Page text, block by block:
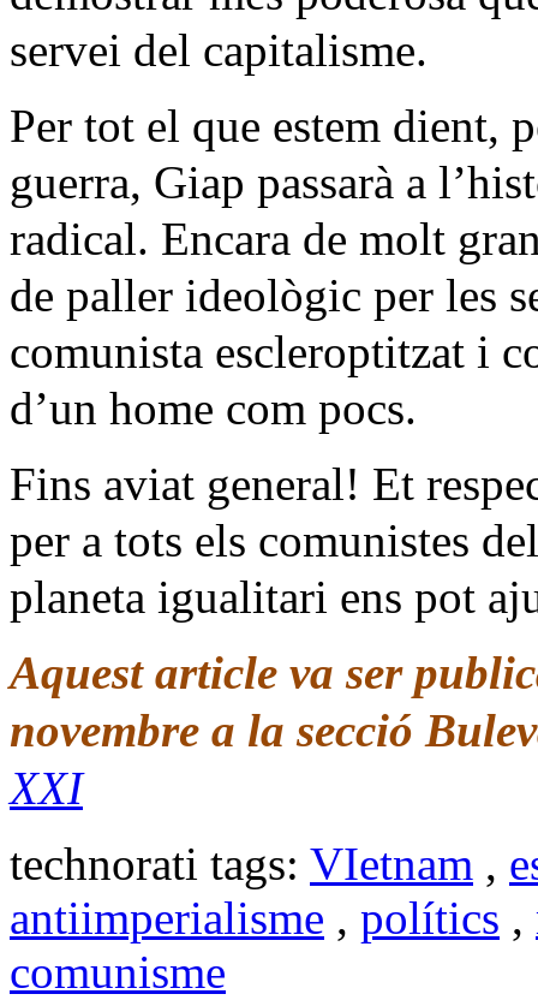
servei del capitalisme.
Per tot el que estem dient,
guerra, Giap passarà a
radical. Encara de molt
de paller ideològic per les
comunista escleroptitzat i
d’un home com pocs.
Fins aviat general! Et
per a tots els comunistes
planeta igualitari ens pot
Aquest article va ser
novembre a la secció
XXI
technorati tags: VIetnam ,
antiimperialisme , polítics ,
comunisme